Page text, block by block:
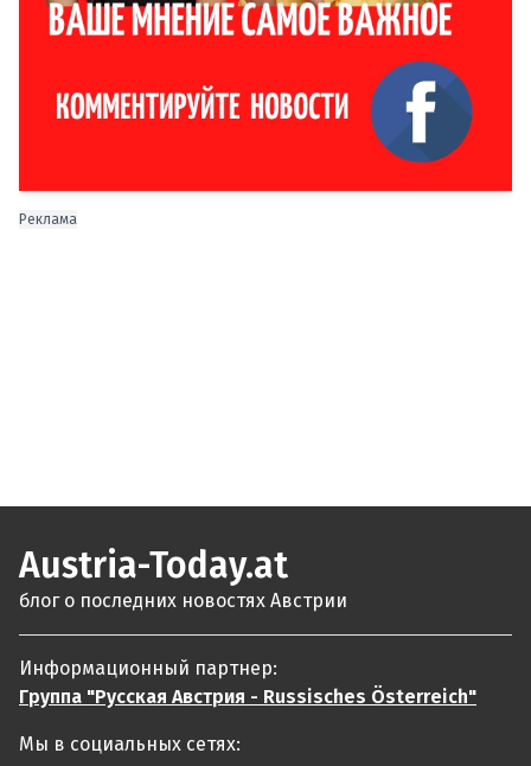
Реклама
Austria-Today.at
блог о последних новостях Австрии
Информационный партнер:
Группа "Русская Австрия - Russisches Österreich"
Мы в социальных сетях: